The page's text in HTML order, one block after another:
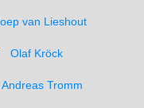
van Lieshout
Olaf Kröck
Tromm